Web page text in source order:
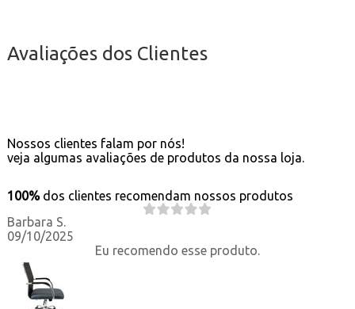
Avaliações dos Clientes
Nossos clientes falam por nós!
veja algumas avaliações de produtos da nossa loja.
100% dos clientes recomendam nossos produtos
Barbara S.
09/10/2025
Eu recomendo esse produto.